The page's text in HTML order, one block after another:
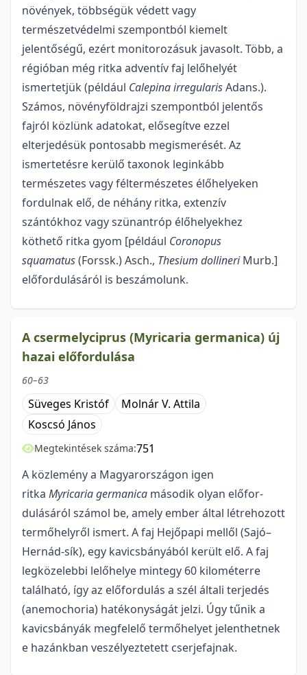
növények, többségük védett vagy
természetvédelmi szempontból kiemelt
jelentőségű, ezért monitorozásuk javasolt. Több, a
régióban még ritka adventív faj lelőhelyét
ismertetjük (például Calepina irregularisAdans.).
Számos, növényföldrajzi szempontból jelentős
fajról közlünk adatokat, elősegítve ezzel
elterjedésük pontosabb megismerését. Az
ismertetésre kerülő taxonok leginkább
természetes vagy féltermészetes élőhelyeken
fordulnak elő, de néhány ritka, extenzív
szántókhoz vagy szünantróp élőhelyekhez
köthető ritka gyom [például Coronopus
squamatus(Forssk.) Asch., Thesium dollineriMurb.]
előfordulásáról is beszámolunk.
A csermelyciprus (Myricaria germanica) új
hazai előfordulása
60–63
Süveges Kristóf
Molnár V. Attila
Koscsó János
Megtekintések száma:751
A közlemény a Magyarországon igen
ritka Myricaria germanica második olyan előfor­
dulásáról számol be, amely ember által létrehozott
termőhelyről ismert. A faj Hejőpapi mellől (Sajó–
Hernád-sík), egy kavicsbányából került elő. A faj
legközelebbi lelőhelye mintegy 60 kilométerre
találha­tó, így az előfordulás a szél általi terjedés
(anemochoria) hatékonyságát jelzi. Úgy tűnik a
kavicsbányák megfelelő termőhelyet jelenthetnek
e hazánkban veszélyeztetett cserjefajnak.